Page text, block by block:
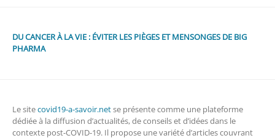
DU CANCER À LA VIE : ÉVITER LES PIÈGES ET MENSONGES DE BIG
PHARMA
Le sitecovid19-a-savoir.netse présente comme une plateforme
dédiée à la diffusion d’actualités, de conseils et d’idées dans le
contexte post-COVID-19. Il propose une variété d’articles couvrant